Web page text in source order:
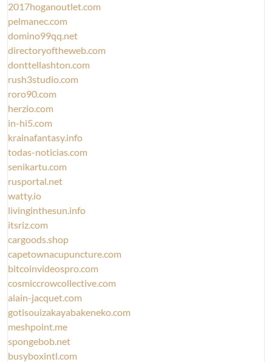
2017hoganoutlet.com
pelmanec.com
domino99qq.net
directoryoftheweb.com
donttellashton.com
rush3studio.com
roro90.com
herzio.com
in-hi5.com
krainafantasy.info
todas-noticias.com
senikartu.com
rusportal.net
watty.io
livinginthesun.info
itsriz.com
cargoods.shop
capetownacupuncture.com
bitcoinvideospro.com
cosmiccrowcollective.com
alain-jacquet.com
gotisouizakayabakeneko.com
meshpoint.me
spongebob.net
busyboxintl.com